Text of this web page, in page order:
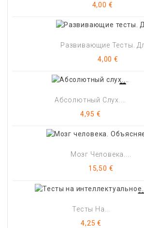
Цена
4,00 €
Развивающие Тесты.
Цена
4,00 €
Абсолютный Слух....
Цена
4,95 €
Мозг Человека....
Цена
15,50 €
Тесты На...
Цена
4,25 €